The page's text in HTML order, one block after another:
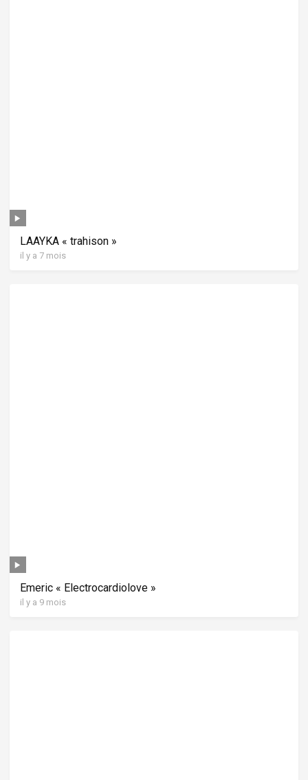
LAAYKA « trahison »
il y a 7 mois
Emeric « Electrocardiolove »
il y a 9 mois